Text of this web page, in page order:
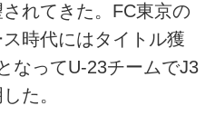
れてきた。FC東京の
時代にはタイトル獲
なってU-23チームでJ3
た。